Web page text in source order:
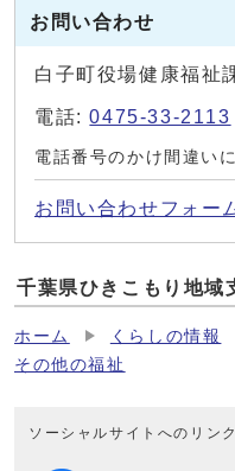
お問い合わせ
白子町役場健康福祉
電話:0475-33-2113
電話番号のかけ間違い
お問い合わせフォー
千葉県ひきこもり地域
ホーム くらしの情報
その他の福祉
ソーシャルサイトへのリン